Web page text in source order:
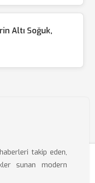
Altı Soğuk,
takip eden,
sunan modern